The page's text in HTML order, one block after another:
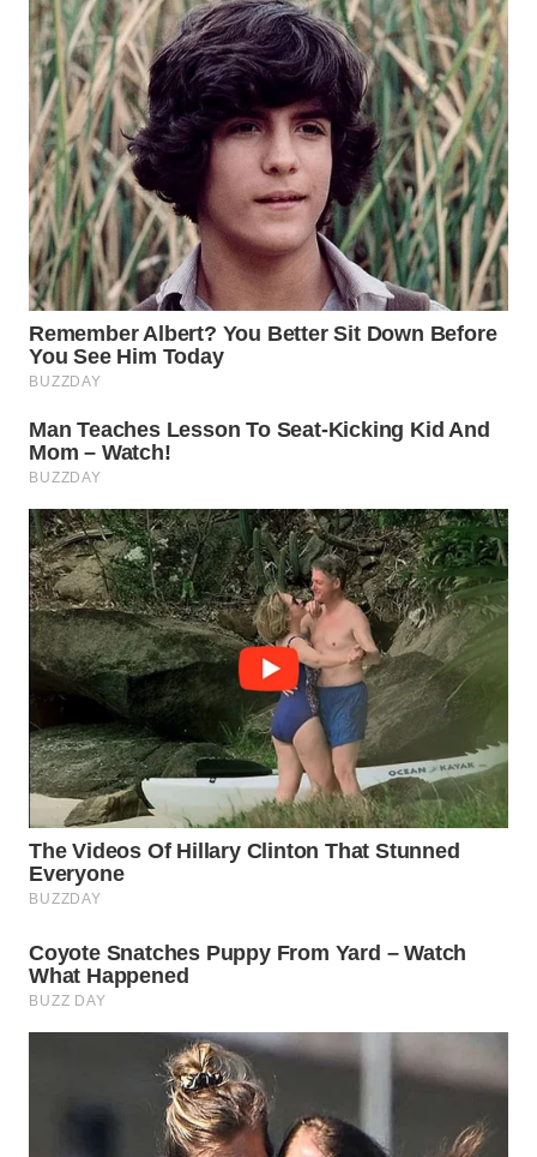
WN
PRIANGAN
TIMUR
WN
SEMARANG
WN
SOLO
WN
BOROBUDUR
WN
MADURA
WN
SURABAYA
WN
NATUNA
WN
BINTAN
WN
MANDALIKA
WN
LIKUPANG
WN
LABUANBAJO